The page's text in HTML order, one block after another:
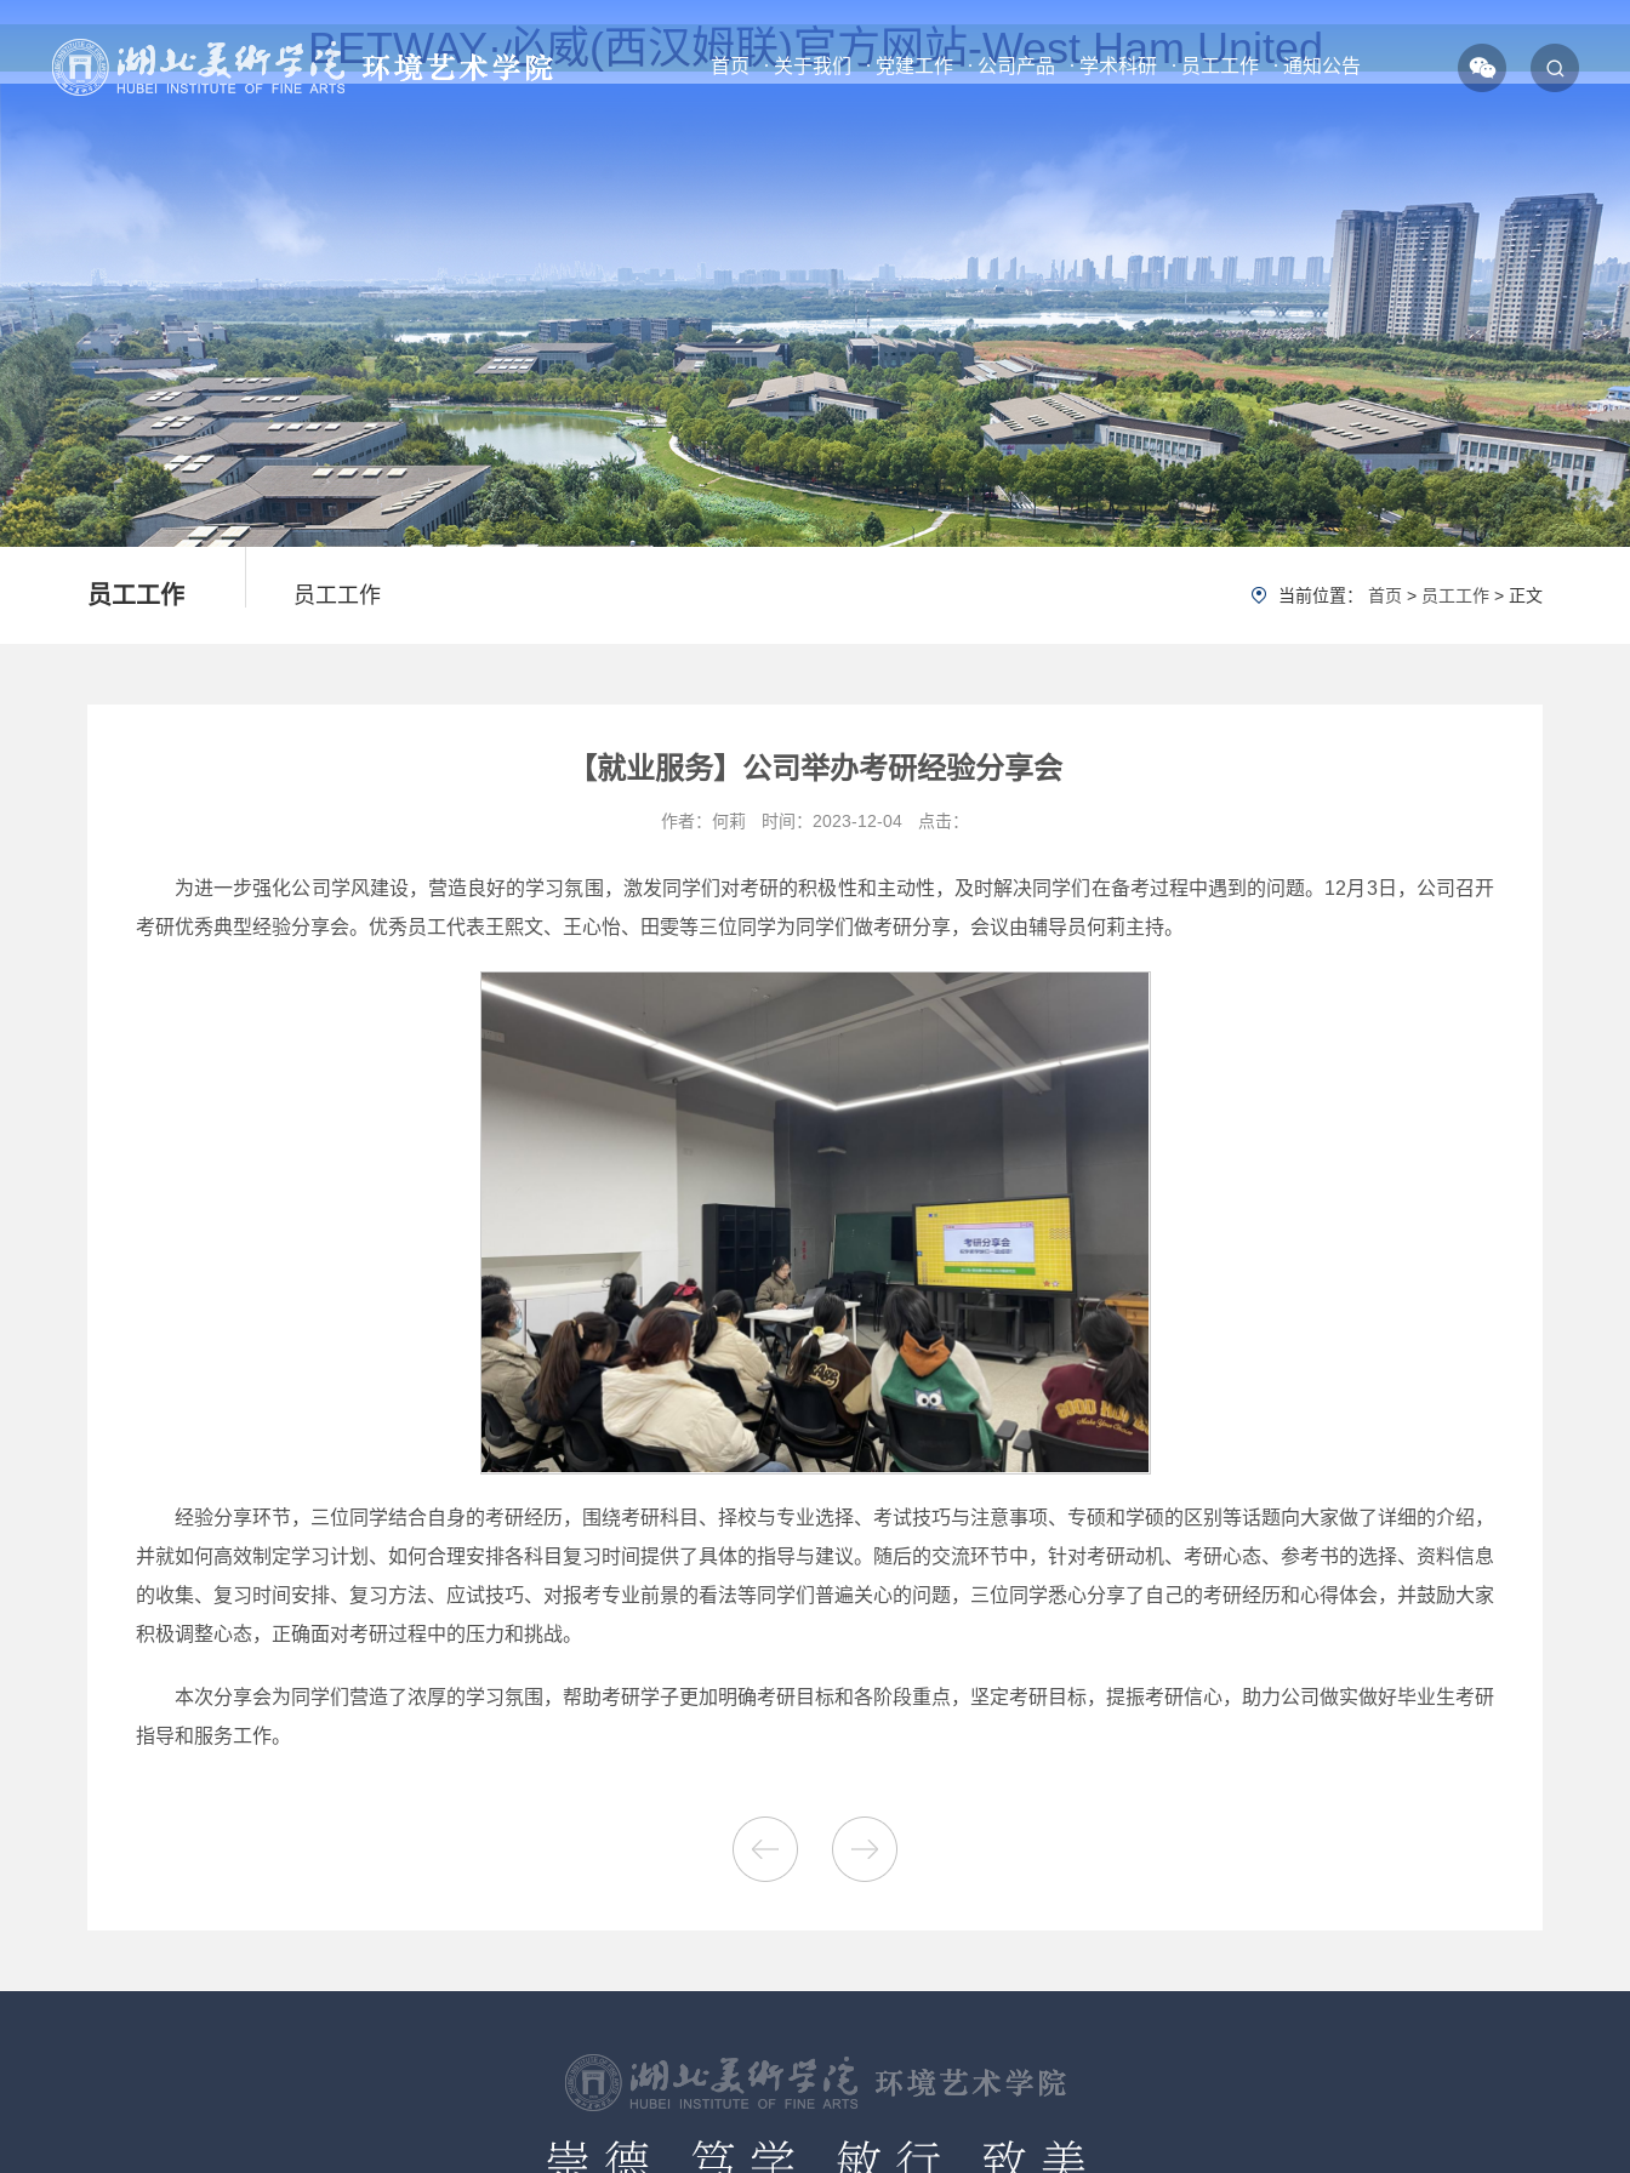
BETWAY·必威(西汉姆联)官方网站-West Ham United
首页 关于我们 党建工作 公司产品 学术科研 员工工作 通知公告
员工工作 员工工作 当前位置： 首页 > 员工工作 > 正文
【就业服务】公司举办考研经验分享会
作者：何莉 时间：2023-12-04 点击：
为进一步强化公司学风建设，营造良好的学习氛围，激发同学们对考研的积极性和主动性，及时解决同学们在备考过程中遇到的问题。12月3日，公司召开
考研优秀典型经验分享会。优秀员工代表王熙文、王心怡、田雯等三位同学为同学们做考研分享，会议由辅导员何莉主持。
经验分享环节，三位同学结合自身的考研经历，围绕考研科目、择校与专业选择、考试技巧与注意事项、专硕和学硕的区别等话题向大家做了详细的介绍，
并就如何高效制定学习计划、如何合理安排各科目复习时间提供了具体的指导与建议。随后的交流环节中，针对考研动机、考研心态、参考书的选择、资料信息
的收集、复习时间安排、复习方法、应试技巧、对报考专业前景的看法等同学们普遍关心的问题，三位同学悉心分享了自己的考研经历和心得体会，并鼓励大家
积极调整心态，正确面对考研过程中的压力和挑战。
本次分享会为同学们营造了浓厚的学习氛围，帮助考研学子更加明确考研目标和各阶段重点，坚定考研目标，提振考研信心，助力公司做实做好毕业生考研
指导和服务工作。